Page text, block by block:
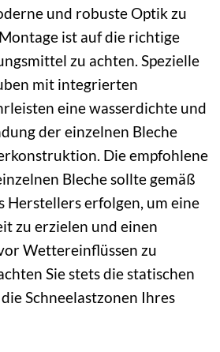
und robuste Optik zu
ist auf die richtige
zu achten. Spezielle
mit integrierten
eine wasserdichte und
der einzelnen Bleche
Die empfohlene
Bleche sollte gemäß
Herstellers erfolgen, um eine
zu erzielen und einen
Wettereinflüssen zu
Sie stets die statischen
Schneelastzonen Ihres